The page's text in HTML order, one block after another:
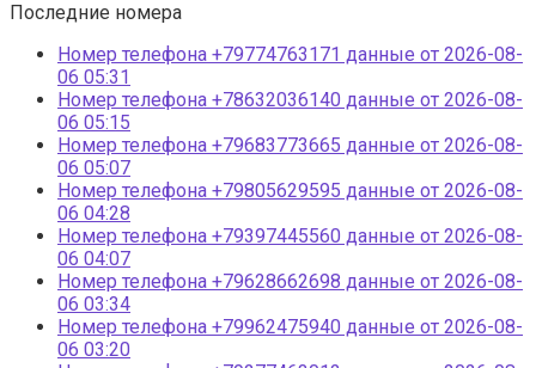
Последние номера
Номер телефона +79774763171 данные от 2026-08-
06 05:31
Номер телефона +78632036140 данные от 2026-08-
06 05:15
Номер телефона +79683773665 данные от 2026-08-
06 05:07
Номер телефона +79805629595 данные от 2026-08-
06 04:28
Номер телефона +79397445560 данные от 2026-08-
06 04:07
Номер телефона +79628662698 данные от 2026-08-
06 03:34
Номер телефона +79962475940 данные от 2026-08-
06 03:20